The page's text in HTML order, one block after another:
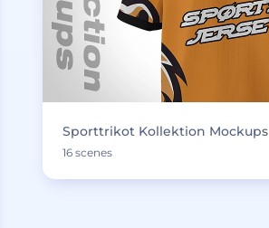
Sporttrikot Kollektion Mockups
16 scenes